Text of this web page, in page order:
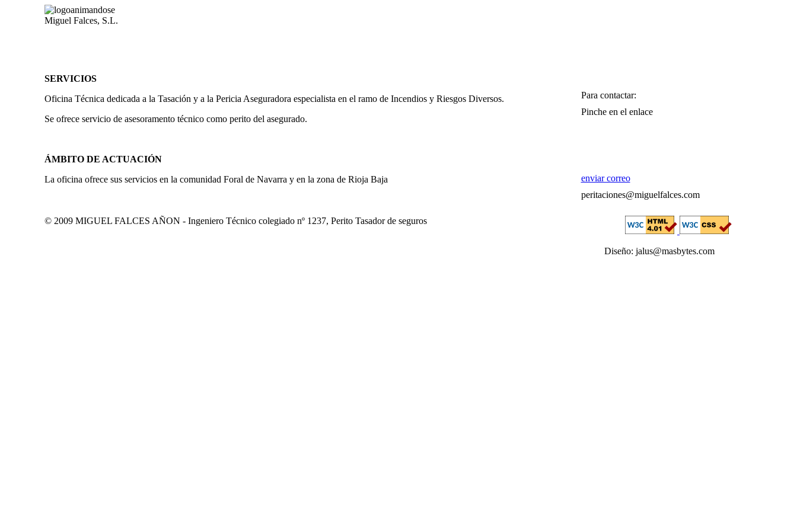
Miguel Falces, S.L.
SERVICIOS
Oficina Técnica dedicada a la Tasación y a la Pericia Aseguradora especialista en el ramo de Incendios y Riesgos Diversos.
Se ofrece servicio de asesoramento técnico como perito del asegurado.
ÁMBITO DE ACTUACIÓN
La oficina ofrece sus servicios en la comunidad Foral de Navarra y en la zona de Rioja Baja
Para contactar:
Pinche en el enlace
enviar correo
peritaciones@miguelfalces.com
© 2009 MIGUEL FALCES AÑON - Ingeniero Técnico colegiado nº 1237, Perito Tasador de seguros
Diseño: jalus@masbytes.com